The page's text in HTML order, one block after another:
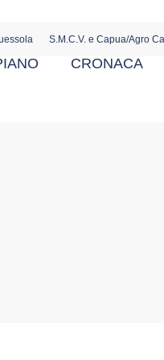
S.M.C.V. e Capua/Agro
CRONACA